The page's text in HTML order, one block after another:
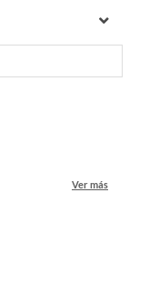
Ver más